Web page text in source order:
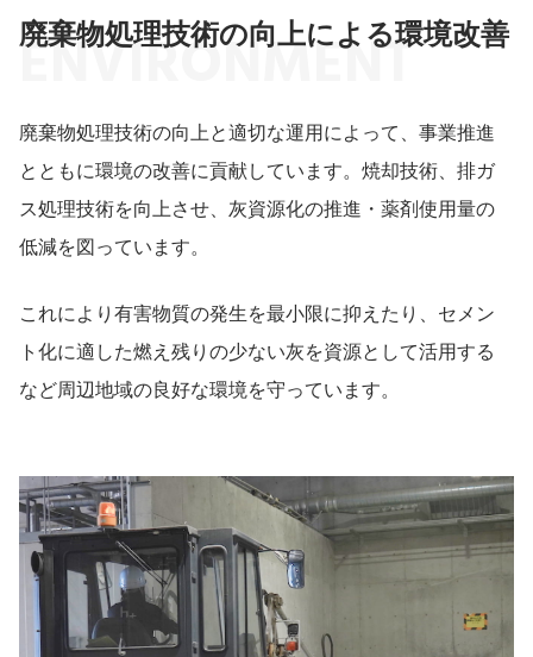
ENVIRONMENT
廃棄物処理技術の向上による環境改善
廃棄物処理技術の向上と適切な運用によって、事業推進
とともに環境の改善に貢献しています。焼却技術、排ガ
ス処理技術を向上させ、灰資源化の推進・薬剤使用量の
低減を図っています。
これにより有害物質の発生を最小限に抑えたり、セメン
ト化に適した燃え残りの少ない灰を資源として活用する
など周辺地域の良好な環境を守っています。